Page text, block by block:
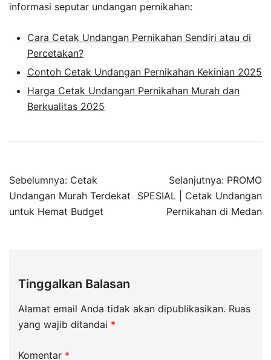
informasi seputar undangan pernikahan:
Cara Cetak Undangan Pernikahan Sendiri atau di
Percetakan?
Contoh Cetak Undangan Pernikahan Kekinian 2025
Harga Cetak Undangan Pernikahan Murah dan
Berkualitas 2025
Sebelumnya: Cetak
Undangan Murah Terdekat
untuk Hemat Budget
Selanjutnya: PROMO
SPESIAL | Cetak Undangan
Pernikahan di Medan
Tinggalkan Balasan
Alamat email Anda tidak akan dipublikasikan. Ruas
yang wajib ditandai *
Komentar *